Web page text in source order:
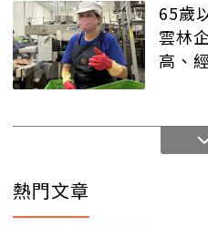
65歲
雲林
高、
熱門文章